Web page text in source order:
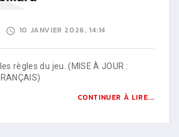
10 JANVIER 2026, 14:14
règles du jeu. (MISE À JOUR :
CONTINUER À LIRE...